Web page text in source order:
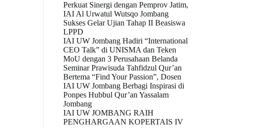
Perkuat Sinergi dengan Pemprov Jatim,
IAI Al Urwatul Wutsqo Jombang
Sukses Gelar Ujian Tahap II Beasiswa
LPPD
IAI UW Jombang Hadiri “International
CEO Talk” di UNISMA dan Teken
MoU dengan 3 Perusahaan Belanda
Seminar Prawisuda Tahfidzul Qur’an
Bertema “Find Your Passion”, Dosen
IAI UW Jombang Berbagi Inspirasi di
Ponpes Hubbul Qur’an Yassalam
Jombang
IAI UW JOMBANG RAIH
PENGHARGAAN KOPERTAIS IV